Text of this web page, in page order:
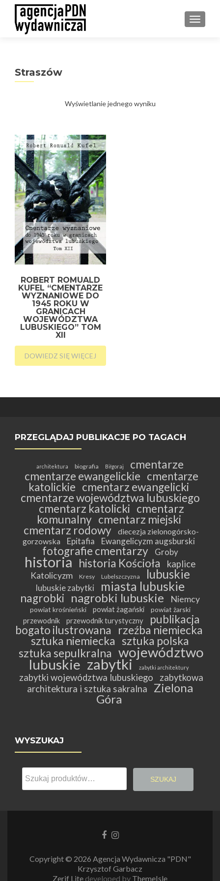
Straszów
Wyświetlanie jednego wyniku
ROBERT ROMUALD
KUFEL “CMENTARZE
WYZNANIOWE DO
1945 ROKU W
GRANICACH
WOJEWÓDZTWA
LUBUSKIEGO” TOM
XII
DOWIEDZ SIĘ WIĘCEJ
PRZEGLĄDAJ PUBLIKACJE PO TAGACH
architektura biografia Biłgoraj
cmentarze
cmentarze ewangelickie cmentarze
katolickie cmentarz ewangelicki
cmentarze województwa lubuskiego
cmentarz katolicki cmentarz
komunalny cmentarz miejski
cmentarz rodowy
diecezja zielonogórsko-
gorzowska
Epitafia Ewangelicyzm augsburski
fotografie cmentarzy Groby
historia historia Kościoła kaplice
Katolicyzm Kresy Lubelszczyzna lubuskie
lubuskie zabytki miasta lubuskie
nagrobki nagrobki lubuskie Niemcy
powiat krośnieński powiat żagański powiat żarski
przewodnik przewodnik turystyczny
publikacja
bogato ilustrowana
rzeźba niemiecka
sztuka niemiecka sztuka polska
sztuka sepulkralna województwo
lubuskie zabytki zabytki architektury
zabytki województwa lubuskiego
zabytkowa
architektura i sztuka sakralna
Zielona
Góra
WYSZUKAJ
Szukaj:
SZUKAJ
LinkLink
Copyright © 2026 Agencja Wydawnicza "PDN"
Krzysztof Garbacz
Zerif Lite developed by ThemeIsle